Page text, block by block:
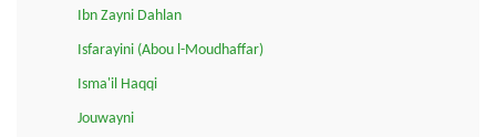
Ibn Zayni Dahlan
Isfarayini (Abou l-Moudhaffar)
Isma'il Haqqi
Jouwayni